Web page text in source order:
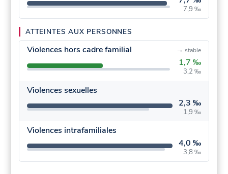
7,9 ‰
ATTEINTES AUX PERSONNES
Violences hors cadre familial
1,7 ‰
3,2 ‰
→ stable
Violences sexuelles
2,3 ‰
1,9 ‰
Violences intrafamiliales
4,0 ‰
3,8 ‰